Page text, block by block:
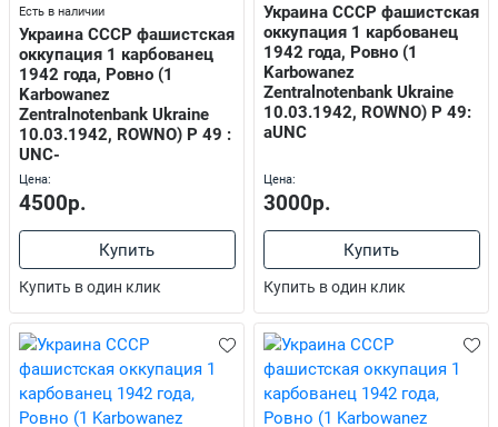
Есть в наличии
Украина СССР фашистская
оккупация 1 карбованец
1942 года, Ровно (1
Karbowanez
Zentralnotenbank Ukraine
10.03.1942, ROWNO) P 49 :
UNC-
Цена:
4500р.
Купить
Купить в один клик
Украина СССР фашистская
оккупация 1 карбованец
1942 года, Ровно (1
Karbowanez
Zentralnotenbank Ukraine
10.03.1942, ROWNO) P 49:
aUNC
Цена:
3000р.
Купить
Купить в один клик